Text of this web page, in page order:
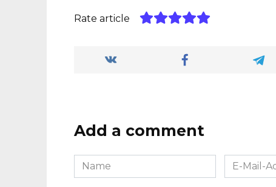
Rate article
Add a comment
Name
*
E-
Mail-